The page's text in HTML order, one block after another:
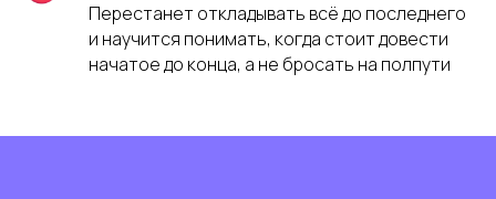
Перестанет откладывать всё до последнего
и научится понимать, когда стоит довести
начатое до конца, а не бросать на полпути